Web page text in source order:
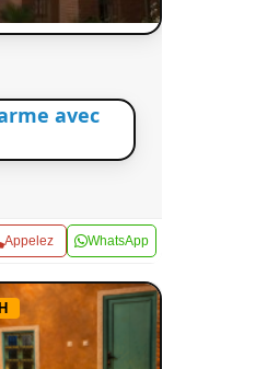
avec
Appelez WhatsApp